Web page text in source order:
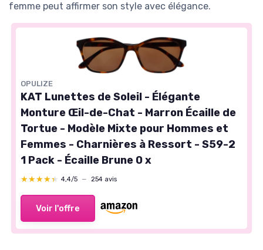
femme peut affirmer son style avec élégance.
OPULIZE
KAT Lunettes de Soleil - Élégante
Monture Œil-de-Chat - Marron Écaille de
Tortue - Modèle Mixte pour Hommes et
Femmes - Charnières à Ressort - S59-2
1 Pack - Écaille Brune 0 x
★★★★★
★★★★★ 4,4/5 — 254 avis
Voir l'offre